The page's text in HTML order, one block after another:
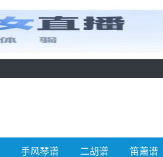
手风琴谱 二胡谱 笛萧谱